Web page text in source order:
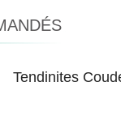
Tendinites